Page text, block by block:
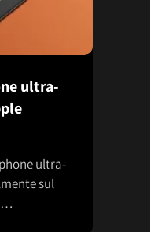
ultra-
ultra-
sul